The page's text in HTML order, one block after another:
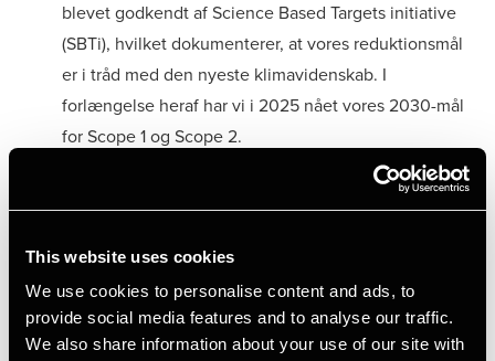
This website uses cookies
We use cookies to personalise content and ads, to
provide social media features and to analyse our traffic.
We also share information about your use of our site with
blevet godkendt af Science Based Targets initiative
(SBTi), hvilket dokumenterer, at vores reduktionsmål
er i tråd med den nyeste klimavidenskab. I
forlængelse heraf har vi i 2025 nået vores 2030-mål
for Scope 1 og Scope 2.
(Temperaturmåling): 91 %
af medarbejdere deltog i årets temperaturmåling,
meget højt engagement, hvilket understreger, at vi
sammen skaber en arbejdsplads præget af